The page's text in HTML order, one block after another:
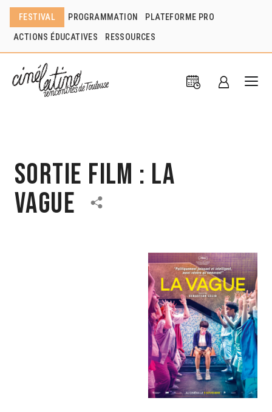
FESTIVAL PROGRAMMATION PLATEFORME PRO
ACTIONS ÉDUCATIVES RESSOURCES
Sortie film : La
vague